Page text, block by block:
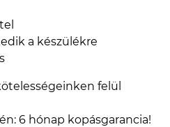
a készülékre
felül
6 hónap kopásgarancia!